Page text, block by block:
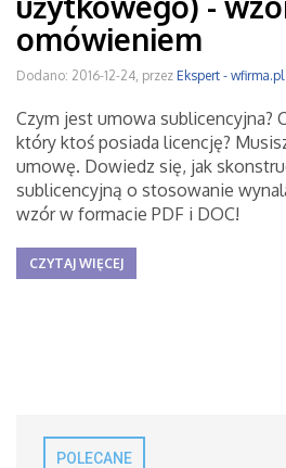
omówieniem
Dodano: 2016-12-24, przez Ekspert - wfirma.pl
Czym jest umowa sublicencyjna?
który ktoś posiada licencję?
umowę. Dowiedz się, jak
sublicencyjną o stosowanie
wzór w formacie PDF i DOC!
CZYTAJ WIĘCEJ
POLECANE